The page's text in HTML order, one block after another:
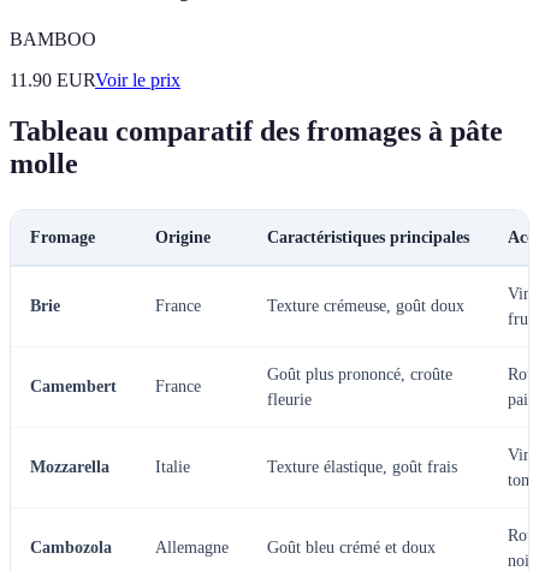
BAMBOO
11.90 EURVoir le prix
Tableau comparatif des fromages à pâte
molle
Fromage Origine Caractéristiques principales
Brie France Texture crémeuse, goût doux
Vin
Camembert France
Goût plus prononcé, croûte
fleurie
Mozzarella Italie Texture élastique, goût frais
Vin
Cambozola Allemagne Goût bleu crémé et doux
noix